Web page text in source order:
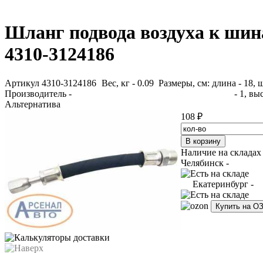
Шланг подвода воздуха к
4310-3124186
Артикул 4310-3124186
Производитель -
Альтернатива
Вес, кг - 0.09 Размеры, см: длина - 18,
- 1,
108 ₽
Наличие на складах
Челябинск -
Екатеринбург -
Купить на